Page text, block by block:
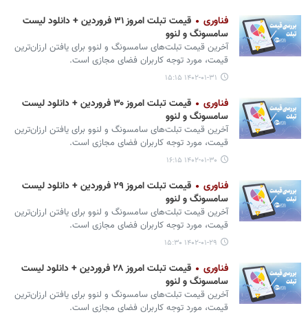
فناوری
قیمت تبلت امروز ۳۱ فروردین + دانلود لیست
سامسونگ و لنوو
آخرین قیمت تبلت‌های سامسونگ و لنوو برای یافتن ارزان‌ترین
قیمت، مورد توجه کاربران فضای مجازی است.
۱۴۰۲-۰۱-۳۱ ۱۵:۱۵
فناوری
قیمت تبلت امروز ۳۰ فروردین + دانلود لیست
سامسونگ و لنوو
آخرین قیمت تبلت‌های سامسونگ و لنوو برای یافتن ارزان‌ترین
قیمت، مورد توجه کاربران فضای مجازی است.
۱۴۰۲-۰۱-۳۰ ۱۶:۱۵
فناوری
قیمت تبلت امروز ۲۹ فروردین + دانلود لیست
سامسونگ و لنوو
آخرین قیمت تبلت‌های سامسونگ و لنوو برای یافتن ارزان‌ترین
قیمت، مورد توجه کاربران فضای مجازی است.
۱۴۰۲-۰۱-۲۹ ۱۵:۳۰
فناوری
قیمت تبلت امروز ۲۸ فروردین + دانلود لیست
سامسونگ و لنوو
آخرین قیمت تبلت‌های سامسونگ و لنوو برای یافتن ارزان‌ترین
قیمت، مورد توجه کاربران فضای مجازی است.